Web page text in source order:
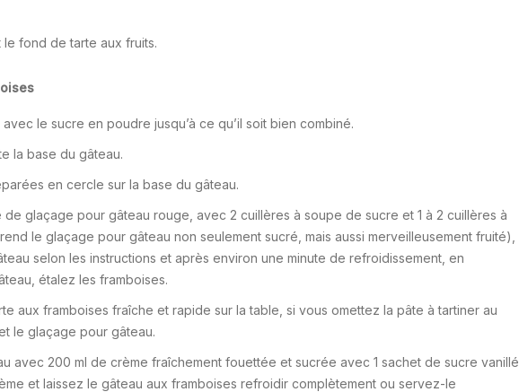
fond de tarte aux fruits.
le sucre en poudre jusqu’à ce qu’il soit bien combiné.
la base du gâteau.
en cercle sur la base du gâteau.
de glaçage pour gâteau rouge, avec 2 cuillères à soupe de sucre et 1 à 2 cuillères à
le glaçage pour gâteau non seulement sucré, mais aussi merveilleusement fruité),
selon les instructions et après environ une minute de refroidissement, en
étalez les framboises.
aux framboises fraîche et rapide sur la table, si vous omettez la pâte à tartiner au
le glaçage pour gâteau.
avec 200 ml de crème fraîchement fouettée et sucrée avec 1 sachet de sucre vanillé,
et laissez le gâteau aux framboises refroidir complètement ou servez-le